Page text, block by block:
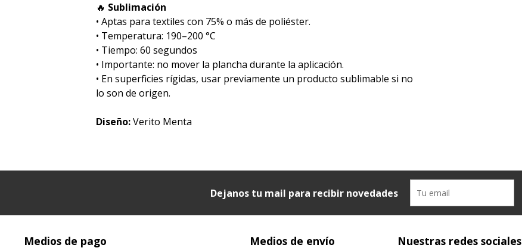
🔥 Sublimación
•⁠ ⁠Aptas para textiles con 75% o más de poliéster.
•⁠ ⁠Temperatura: 190–200 °C
•⁠ ⁠Tiempo: 60 segundos
•⁠ ⁠Importante: no mover la plancha durante la aplicación.
• En superficies rígidas, usar previamente un producto sublimable si no
lo son de origen.
Diseño:Verito Menta
Dejanos tu mail para recibir novedades
Medios de pago Medios de envío Nuestras redes sociales